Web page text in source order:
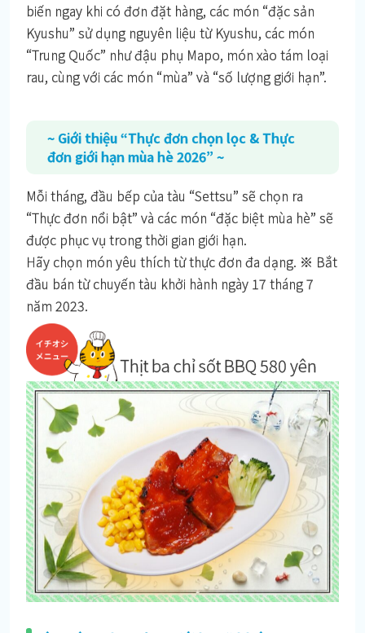
biến ngay khi có đơn đặt hàng, các món “đặc sản
Kyushu” sử dụng nguyên liệu từ Kyushu, các món
“Trung Quốc” như đậu phụ Mapo, món xào tám loại
rau, cùng với các món “mùa” và “số lượng giới hạn”.
~ Giới thiệu “Thực đơn chọn lọc & Thực
đơn giới hạn mùa hè 2026” ~
Mỗi tháng, đầu bếp của tàu “Settsu” sẽ chọn ra
“Thực đơn nổi bật” và các món “đặc biệt mùa hè” sẽ
được phục vụ trong thời gian giới hạn.
Hãy chọn món yêu thích từ thực đơn đa dạng. ※ Bắt
đầu bán từ chuyến tàu khởi hành ngày 17 tháng 7
năm 2023.
Thịt ba chỉ sốt BBQ 580 yên